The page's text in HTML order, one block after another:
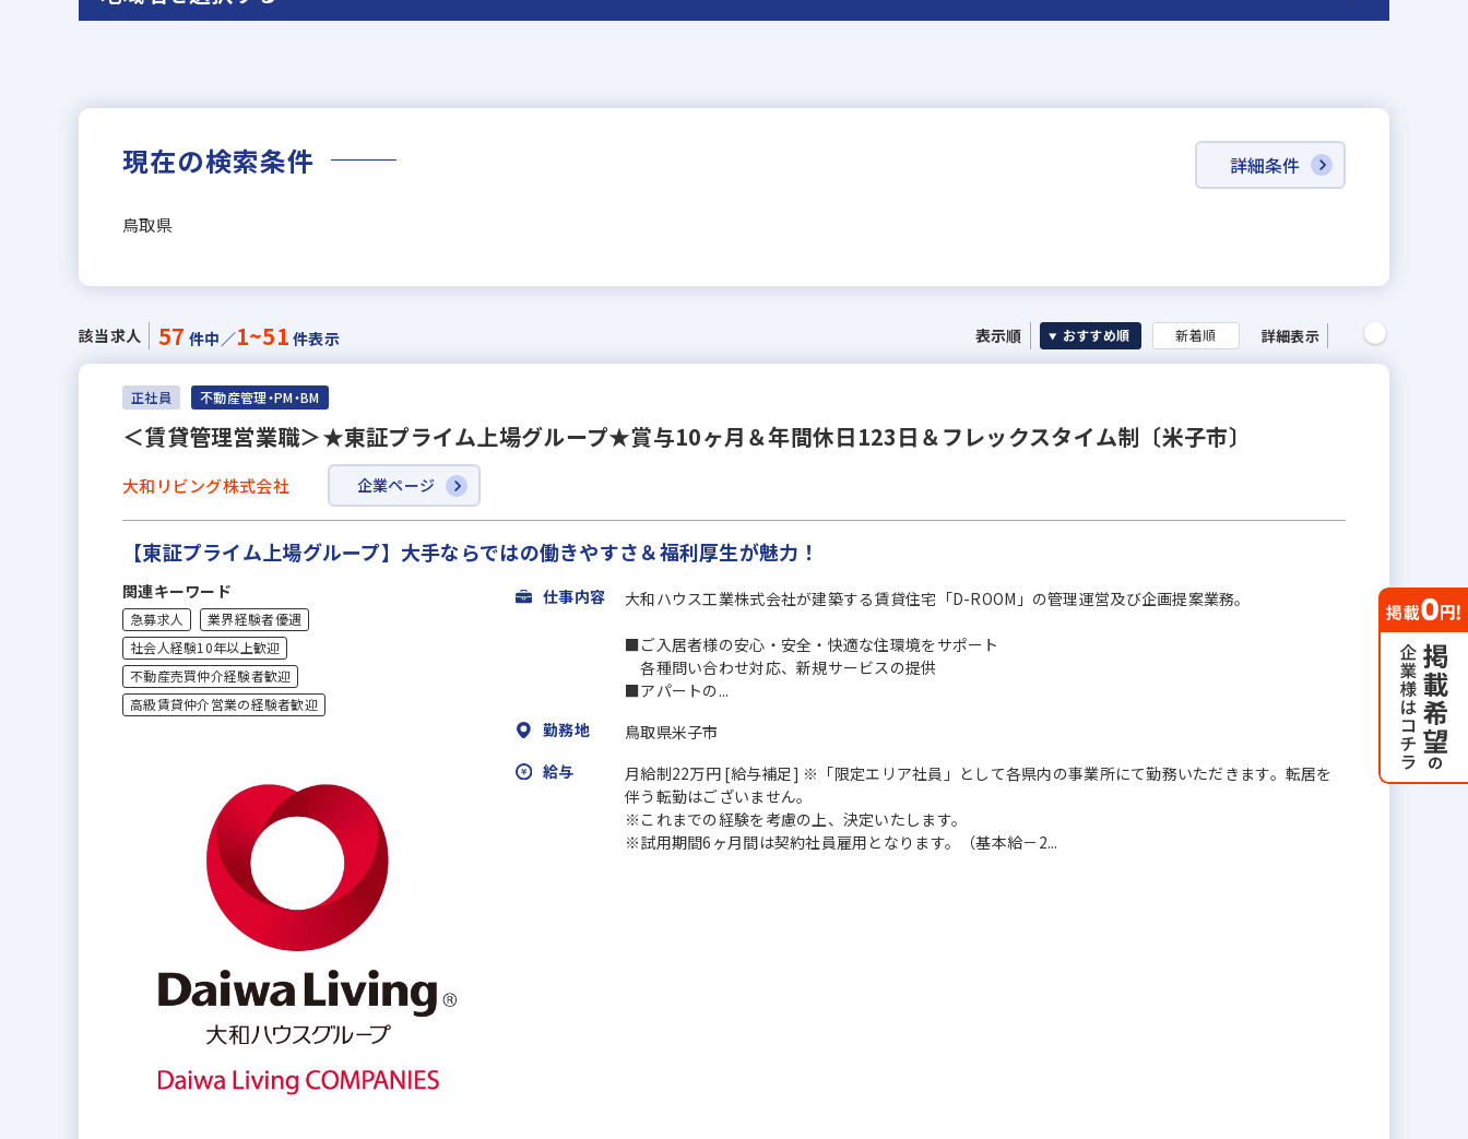
現在の検索条件
鳥取県
詳細条件
該当求人 57 件中／1~51 件表示 表示順 おすすめ順 新着順 詳細表示
正社員 不動産管理・PM・BM
＜賃貸管理営業職＞★東証プライム上場グループ★賞与10ヶ月＆年間休日123日＆フレックスタイム制〔米子市〕
大和リビング株式会社 企業ページ
【東証プライム上場グループ】大手ならではの働きやすさ＆福利厚⽣が魅力！
関連キーワード
急募求人
業界経験者優遇
社会人経験10年以上歓迎
不動産売買仲介経験者歓迎
高級賃貸仲介営業の経験者歓迎
仕事内容 大和ハウス工業株式会社が建築する賃貸住宅「D-ROOM」の管理運営及び企画提案業務。
■ご入居者様の安心・安全・快適な住環境をサポート
各種問い合わせ対応、新規サービスの提供
■アパートの...
勤務地
鳥取県米子市
給与
月給制22万円 [給与補足] ※「限定エリア社員」として各県内の事業所にて勤務いただきます。転居を
伴う転勤はございません。
※これまでの経験を考慮の上、決定いたします。
※試用期間6ヶ月間は契約社員雇用となります。（基本給－2...